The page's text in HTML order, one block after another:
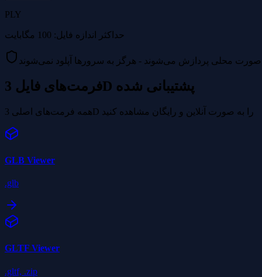
PLY
حداکثر اندازه فایل: 100 مگابایت
صورت محلی پردازش می‌شوند - هرگز به سرورها آپلود نمی‌شوند
فرمت‌های فایل 3D پشتیبانی شده
همه فرمت‌های اصلی 3D را به صورت آنلاین و رایگان مشاهده کنید
GLB Viewer
.glb
GLTF Viewer
.gltf, .zip